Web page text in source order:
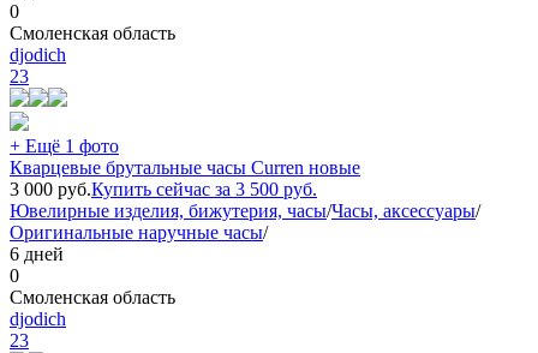
0
Смоленская область
djodich
23
+ Ещё 1 фото
Кварцевые брутальные часы Curren новые
3 000 руб.Купить сейчас за 3 500 руб.
Ювелирные изделия, бижутерия, часы/Часы, аксессуары/
Оригинальные наручные часы/
6 дней
0
Смоленская область
djodich
23